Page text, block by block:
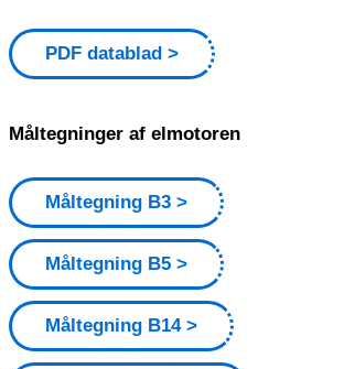
PDF datablad
Måltegninger af elmotoren
Måltegning B3
Måltegning B5
Måltegning B14